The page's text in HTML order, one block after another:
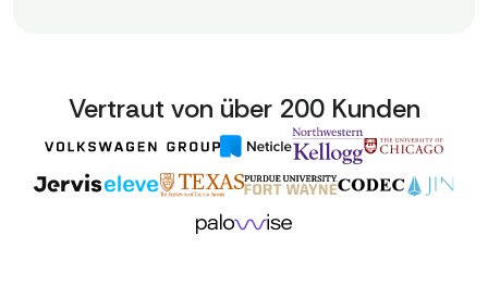
Vertraut von über 200 Kunden